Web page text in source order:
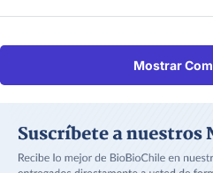
Mostrar